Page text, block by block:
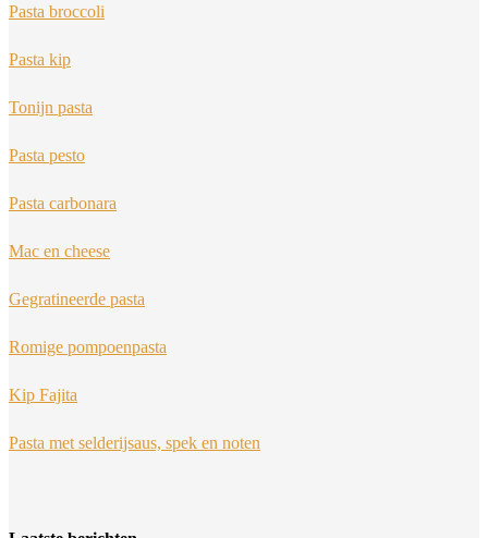
Pasta broccoli
Pasta kip
Tonijn pasta
Pasta pesto
Pasta carbonara
Mac en cheese
Gegratineerde pasta
Romige pompoenpasta
Kip Fajita
Pasta met selderijsaus, spek en noten